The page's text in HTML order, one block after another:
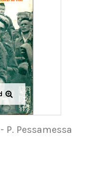
P. Pessamessa